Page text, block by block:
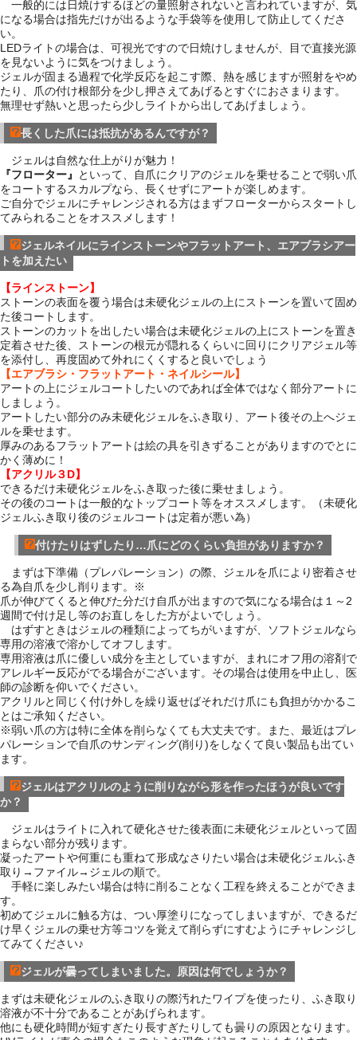
一般的には日焼けするほどの量照射されないと言われていますが、気
になる場合は指先だけが出るような手袋等を使用して防止してくださ
い。
LEDライトの場合は、可視光ですので日焼けしませんが、目で直接光源
を見ないように気をつけましょう。
ジェルが固まる過程で化学反応を起こす際、熱を感じますが照射をやめ
たり、爪の付け根部分を少し押さえてあげるとすぐにおさまります。
無理せず熱いと思ったら少しライトから出してあげましょう。
長くした爪には抵抗があるんですが？
ジェルは自然な仕上がりが魅力！
『フローター』
といって、自爪にクリアのジェルを乗せることで弱い爪
をコートするスカルプなら、長くせずにアートが楽しめます。
ご自分でジェルにチャレンジされる方はまずフローターからスタートし
てみられることをオススメします！
ジェルネイルにラインストーンやフラットアート、エアブラシアー
トを加えたい
【ラインストーン】
ストーンの表面を覆う場合は未硬化ジェルの上にストーンを置いて固め
た後コートします。
ストーンのカットを出したい場合は未硬化ジェルの上にストーンを置き
定着させた後、ストーンの根元が隠れるくらいに回りにクリアジェル等
を添付し、再度固めて外れにくくすると良いでしょう
【エアブラシ・フラットアート・ネイルシール】
アートの上にジェルコートしたいのであれば全体ではなく部分アートに
しましょう。
アートしたい部分のみ未硬化ジェルをふき取り、アート後その上へジェ
ルを乗せます。
厚みのあるフラットアートは絵の具を引きずることがありますのでとに
かく薄めに！
【アクリル３D】
できるだけ未硬化ジェルをふき取った後に乗せましょう。
その後のコートは一般的なトップコート等をオススメします。（未硬化
ジェルふき取り後のジェルコートは定着が悪い為）
付けたりはずしたり…爪にどのくらい負担がありますか？
まずは下準備（プレパレーション）の際、ジェルを爪により密着させ
る為自爪を少し削ります。※
爪が伸びてくると伸びた分だけ自爪が出ますので気になる場合は１～2
週間で付け足し等のお直しをした方がよいでしょう。
はずすときはジェルの種類によってちがいますが、ソフトジェルなら
専用の溶液で溶かしてオフします。
専用溶液は爪に優しい成分を主としていますが、まれにオフ用の溶剤で
アレルギー反応がでる場合がございます。その場合は使用を中止し、医
師の診断を仰いでください。
アクリルと同じく付け外しを繰り返せばそれだけ爪にも負担がかかるこ
とはご承知ください。
※弱い爪の方は特に全体を削らなくても大丈夫です。また、最近はプレ
パレーションで自爪のサンディング(削り)をしなくて良い製品も出てい
ます。
ジェルはアクリルのように削りながら形を作ったほうが良いです
か？
ジェルはライトに入れて硬化させた後表面に未硬化ジェルといって固
まらない部分が残ります。
凝ったアートや何重にも重ねて形成なさりたい場合は未硬化ジェルふき
取り→ファイル→ジェルの順で。
手軽に楽しみたい場合は特に削ることなく工程を終えることができま
す。
初めてジェルに触る方は、つい厚塗りになってしまいますが、できるだ
け早くジェルの乗せ方等コツを覚えて削らずにすむようにチャレンジし
てみてください♪
ジェルが曇ってしまいました。原因は何でしょうか？
まずは未硬化ジェルのふき取りの際汚れたワイプを使ったり、ふき取り
溶液が不十分であることがあげられます。
他にも硬化時間が短すぎたり長すぎたりしても曇りの原因となります。